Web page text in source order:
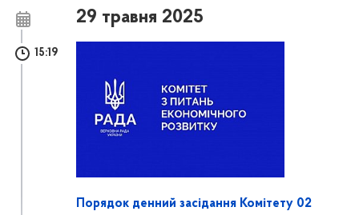
29 травня 2025
15:19
Порядок денний засідання Комітету 02